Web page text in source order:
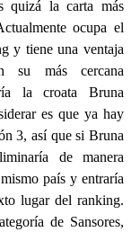
quizá la carta más
ocupa el
y tiene una ventaja
su más cercana
la croata Bruna
es que ya hay
3, así que si Bruna
de manera
país y entraría
lugar del ranking.
de Sansores,